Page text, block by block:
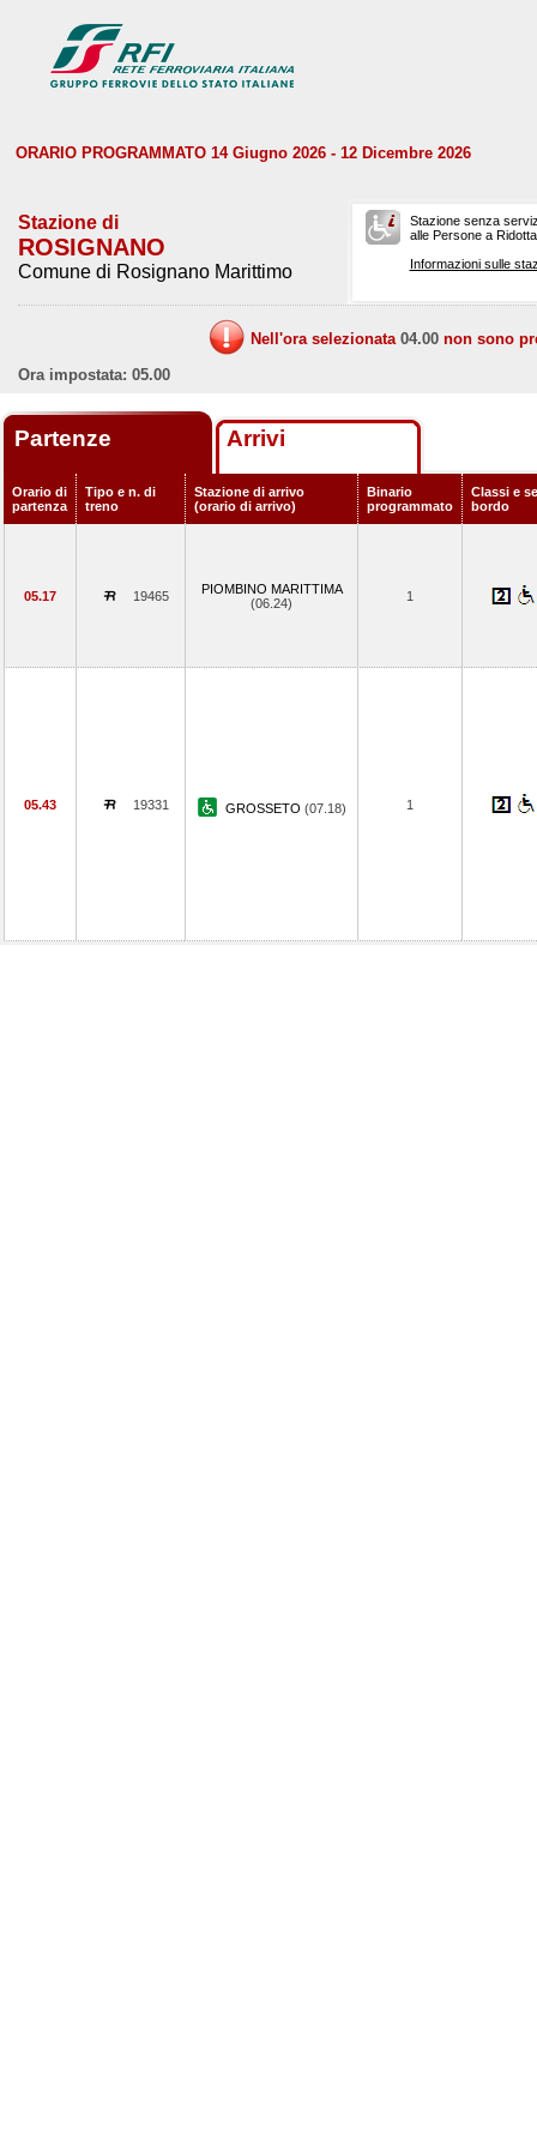
ORARIO PROGRAMMATO 14 Giugno 2026 - 12 Dicembre 2026
Stazione di
ROSIGNANO
Comune di Rosignano Marittimo
Stazione senza
alle Persone a
Informazioni sulle
Nell'ora selezionata 04.00 non sono
Ora impostata: 05.00
Partenze Arrivi
Orario di
partenza
Tipo e n. di
treno
Stazione di arrivo
(orario di arrivo)
Binario
programmato
Classi e
bordo
05.17 19465
PIOMBINO MARITTIMA
(06.24)
1
05.43 19331 GROSSETO (07.18) 1